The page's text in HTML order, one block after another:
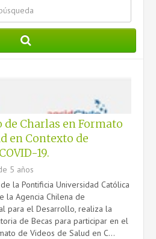
de Charlas en Formato
en Contexto de
19.
5 años
la Pontificia Universidad Católica
la Agencia Chilena de
para el Desarrollo, realiza la
de Becas para participar en el
de Videos de Salud en C...